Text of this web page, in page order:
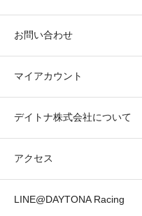
お問い合わせ
マイアカウント
デイトナ株式会社について
アクセス
LINE@DAYTONA Racing